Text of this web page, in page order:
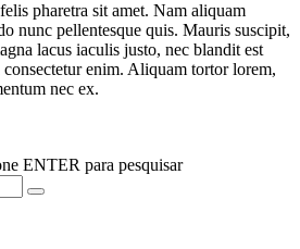
pharetra sit amet. Nam aliquam
nunc pellentesque quis. Mauris suscipit,
lacus iaculis justo, nec blandit est
enim. Aliquam tortor lorem,
nec ex.
ENTER para pesquisar